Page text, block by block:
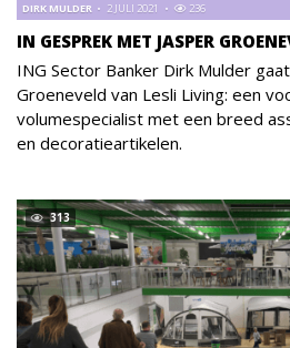
IN GESPREK MET JASPER
DIRK MULDER 2 JULI 2021 236
ING Sector Banker Dirk Mulder
Groeneveld van Lesli Living: een
volumespecialist met een breed
en decoratieartikelen.
313